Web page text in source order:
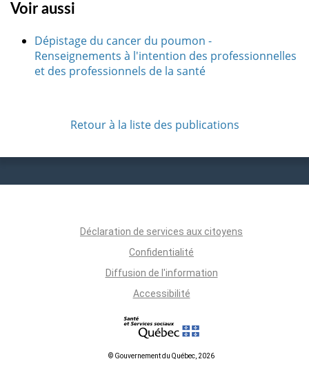
Voir aussi
Dépistage du cancer du poumon -
Renseignements à l'intention des professionnelles
et des professionnels de la santé
Retour à la liste des publications
Déclaration de services aux citoyens
Confidentialité
Diffusion de l'information
Accessibilité
© Gouvernement du Québec, 2026